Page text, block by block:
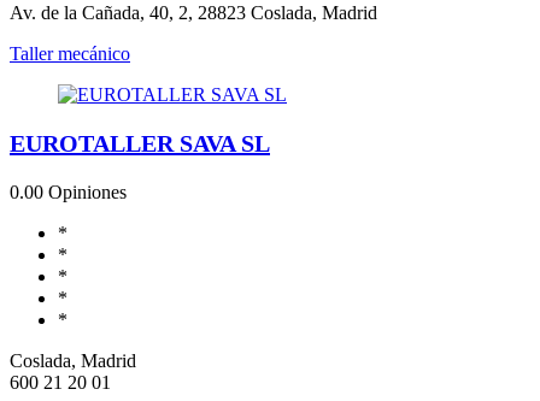
Av. de la Cañada, 40, 2, 28823 Coslada, Madrid
Taller mecánico
EUROTALLER SAVA SL
0.00 Opiniones
*
*
*
*
*
Coslada, Madrid
600 21 20 01